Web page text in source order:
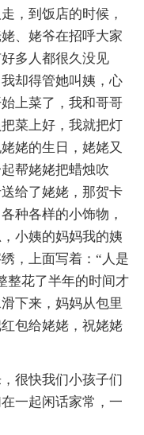
，到饭店的时候，
、姥爷在招呼大家
多人都很久没见
却得管她叫姨，心
上菜了，我和哥哥
菜上好，我就把灯
姥的生日，姥姥又
帮姥姥把蜡烛吹
给了姥姥，那贺卡
种各样的小饰物，
小姨的妈妈我的姨
，上面写着：“人是
整花了半年的时间才
下来，妈妈从包里
包给姥姥，祝姥姥
很快我们小孩子们
一起闲话家常，一